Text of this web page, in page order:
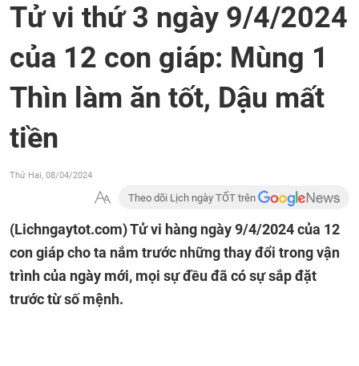
Tử vi thứ 3 ngày 9/4/2024
của 12 con giáp: Mùng 1
Thìn làm ăn tốt, Dậu mất
tiền
Thứ Hai, 08/04/2024
Theo dõi Lịch ngày TỐT trên
(Lichngaytot.com)Tử vi hàng ngày 9/4/2024 của 12
con giáp cho ta nắm trước những thay đổi trong vận
trình của ngày mới, mọi sự đều đã có sự sắp đặt
trước từ số mệnh.